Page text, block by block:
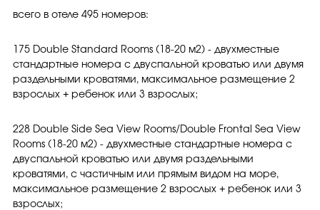
всего в отеле 495 номеров:
175 Double Standard Rooms (18-20 м2) - двухместные
стандартные номера с двуспальной кроватью или двумя
раздельными кроватями, максимальное размещение 2
взрослых + ребенок или 3 взрослых;
228 Double Side Sea View Rooms/Double Frontal Sea View
Rooms (18-20 м2) - двухместные стандартные номера с
двуспальной кроватью или двумя раздельными
кроватями, с частичным или прямым видом на море,
максимальное размещение 2 взрослых + ребенок или 3
взрослых;